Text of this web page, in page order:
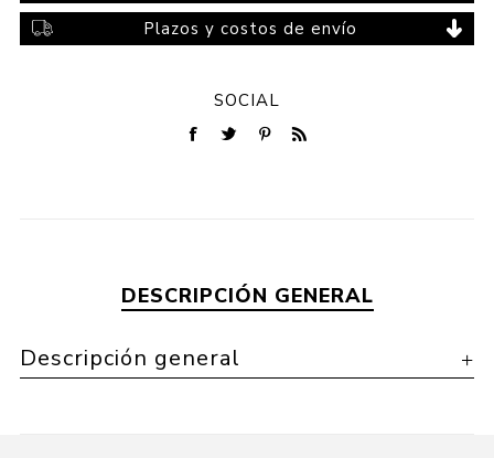
Plazos y costos de envío
SOCIAL
DESCRIPCIÓN GENERAL
Descripción general